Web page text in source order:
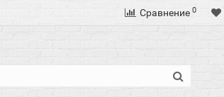
Сравнение 0